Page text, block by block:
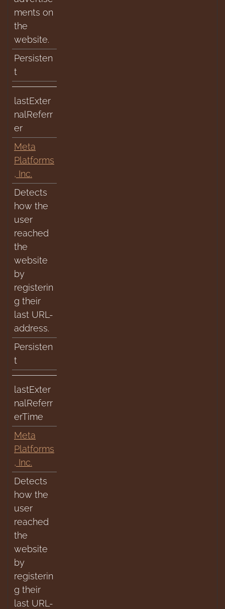
ments on
the
website.
Persisten
t
lastExter
nalReferr
er
Meta
Platforms
, Inc.
Detects
how the
user
reached
the
website
by
registerin
g their
last URL-
address.
Persisten
t
lastExter
nalReferr
erTime
Meta
Platforms
, Inc.
Detects
how the
user
reached
the
website
by
registerin
g their
last URL-